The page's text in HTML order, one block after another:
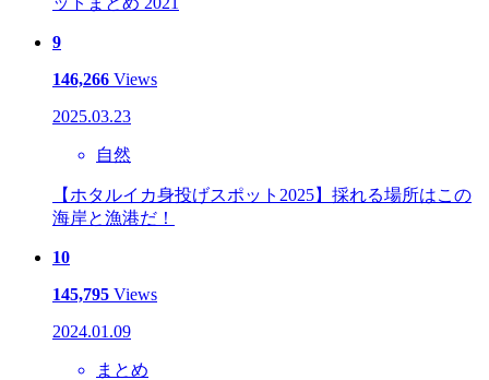
9
146,266 Views
2025.03.23
自然
【ホタルイカ身投げスポット2025】採れる場所はこの
海岸と漁港だ！
10
145,795 Views
2024.01.09
まとめ